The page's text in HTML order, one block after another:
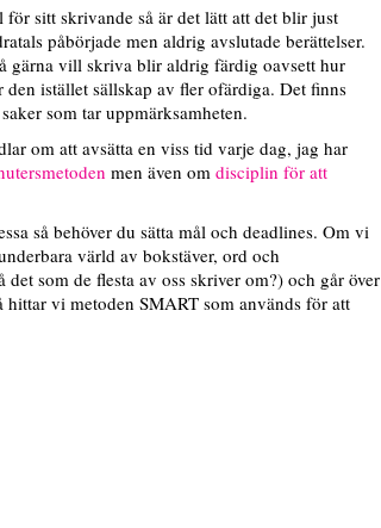
för sitt skrivande så är det lätt att det blir just
påbörjade men aldrig avslutade berättelser.
gärna vill skriva blir aldrig färdig oavsett hur
den istället sällskap av fler ofärdiga. Det finns
som tar uppmärksamheten.
om att avsätta en viss tid varje dag, jag har
men även om disciplin för att
så behöver du sätta mål och deadlines. Om vi
värld av bokstäver, ord och
som de flesta av oss skriver om?) och går över
hittar vi metoden SMART som används för att